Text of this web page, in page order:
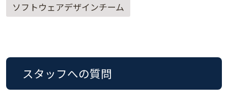
ソフトウェアデザインチーム
スタッフへの質問